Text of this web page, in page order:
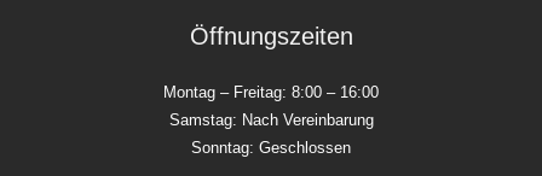
Öffnungszeiten
Montag – Freitag: 8:00 – 16:00
Samstag: Nach Vereinbarung
Sonntag: Geschlossen